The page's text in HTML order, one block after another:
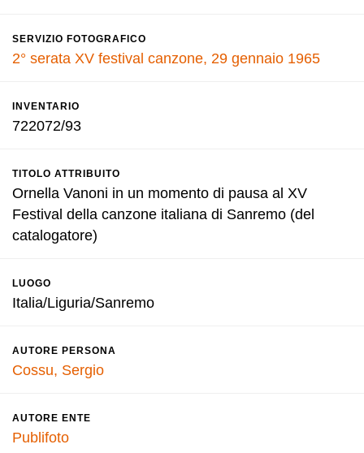
SERVIZIO FOTOGRAFICO
2° serata XV festival canzone, 29 gennaio 1965
INVENTARIO
722072/93
TITOLO ATTRIBUITO
Ornella Vanoni in un momento di pausa al XV
Festival della canzone italiana di Sanremo (del
catalogatore)
LUOGO
Italia/Liguria/Sanremo
AUTORE PERSONA
Cossu, Sergio
AUTORE ENTE
Publifoto